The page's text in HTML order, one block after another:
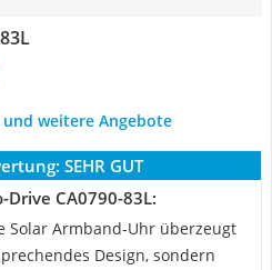
weitere Angebote
SEHR GUT
Drive CA0790-83L:
Solar Armband-Uhr überzeugt
Design, sondern